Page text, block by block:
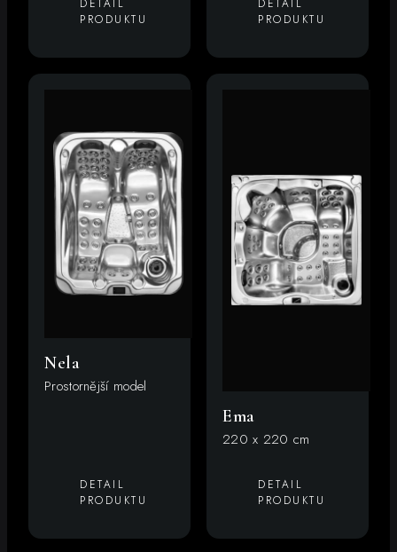
DETAIL
PRODUKTU
DETAIL
PRODUKTU
Nela
Prostornější model
DETAIL
PRODUKTU
Ema
220 x 220 cm
DETAIL
PRODUKTU